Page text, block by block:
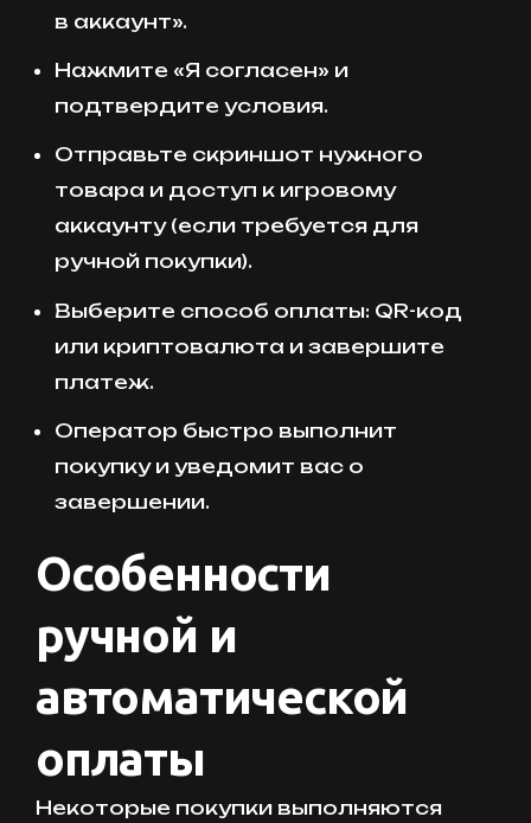
в аккаунт».
Нажмите «Я согласен» и
подтвердите условия.
Отправьте скриншот нужного
товара и доступ к игровому
аккаунту (если требуется для
ручной покупки).
Выберите способ оплаты: QR-код
или криптовалюта и завершите
платеж.
Оператор быстро выполнит
покупку и уведомит вас о
завершении.
Особенности
ручной и
автоматической
оплаты
Некоторые покупки выполняются